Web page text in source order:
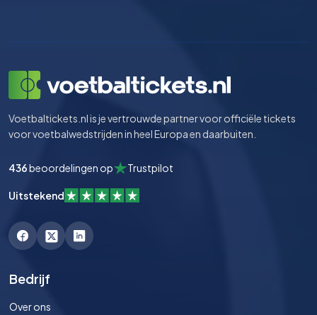
Voetbaltickets.nl is je vertrouwde partner voor officiële tickets
voor voetbalwedstrijden in heel Europa en daarbuiten.
436beoordelingen op Trustpilot
Uitstekend
Bedrijf
Over ons